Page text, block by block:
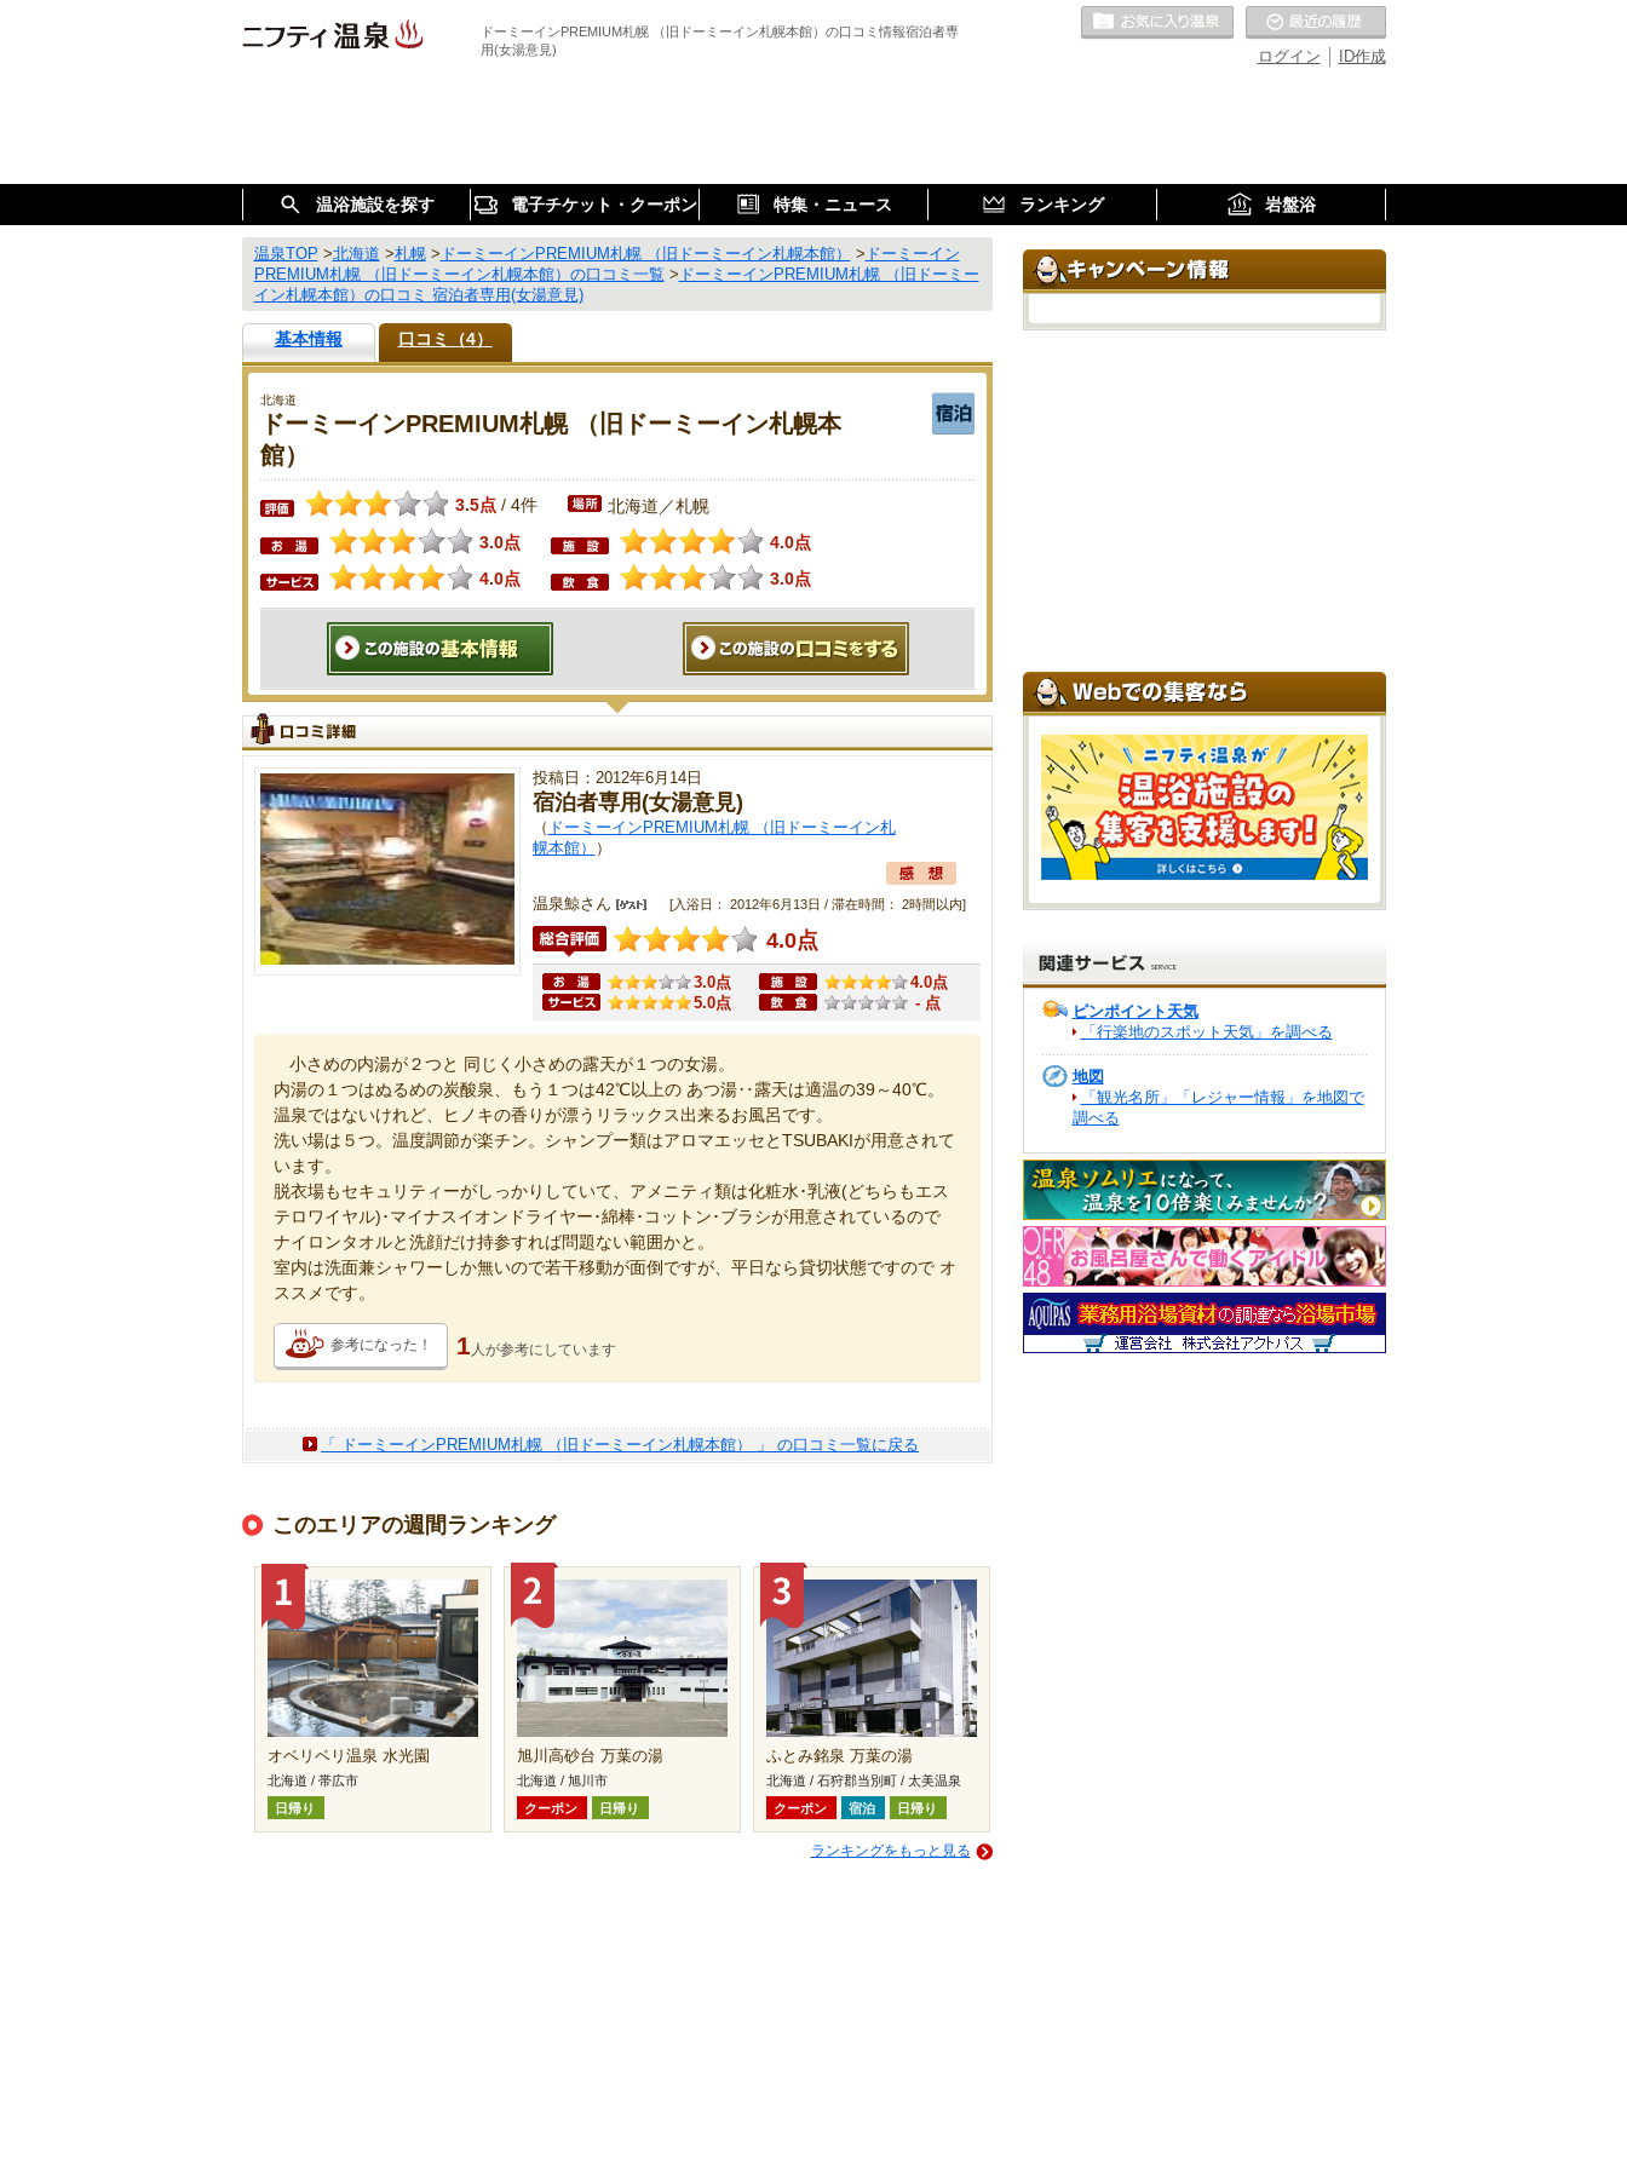
ドーミーインPREMIUM札幌 （旧ドーミーイン札幌本館）の口コミ情報宿泊者専
用(女湯意見)
ID作成
ログイン
お気に入りの温泉
温浴施設を探す 電子チケット・クーポン 特集・ニュース ランキング 岩盤浴
温泉TOP >北海道 >札幌> ドーミーインPREMIUM札幌 （旧ドーミーイン札幌本館） > ドーミーイン
PREMIUM札幌 （旧ドーミーイン札幌本館）の口コミ一覧 > ドーミーインPREMIUM札幌 （旧ドーミー
イン札幌本館）の口コミ 宿泊者専用(女湯意見)
基本情報 口コミ（4）
北海道
ドーミーインPREMIUM札幌 （旧ドーミーイン札幌本
館）
3.5点 / 4件 北海道／札幌
3.0点
4.0点
4.0点
3.0点
投稿日：2012年6月14日
宿泊者専用(女湯意見)
（ ドーミーインPREMIUM札幌 （旧ドーミーイン札
幌本館）
）
温泉鯨さん [入浴日： 2012年6月13日 / 滞在時間： 2時間以内]
4.0点
3.0点
4.0点
5.0点
- 点
小さめの内湯が２つと 同じく小さめの露天が１つの女湯。
内湯の１つはぬるめの炭酸泉、もう１つは42℃以上の あつ湯‥露天は適温の39～40℃。
温泉ではないけれど、ヒノキの香りが漂うリラックス出来るお風呂です。
洗い場は５つ。温度調節が楽チン。シャンプー類はアロマエッセとTSUBAKIが用意されて
います。
脱衣場もセキュリティーがしっかりしていて、アメニティ類は化粧水･乳液(どちらもエス
テロワイヤル)･マイナスイオンドライヤー･綿棒･コットン･ブラシが用意されているので
ナイロンタオルと洗顔だけ持参すれば問題ない範囲かと。
室内は洗面兼シャワーしか無いので若干移動が面倒ですが、平日なら貸切状態ですので オ
ススメです。
参考になった！ 1 人が参考にしています
「 ドーミーインPREMIUM札幌 （旧ドーミーイン札幌本館） 」 の口コミ一覧に戻る
このエリアの週間ランキング
オベリベリ温泉 水光園
北海道 / 帯広市
日帰り
旭川高砂台 万葉の湯
北海道 / 旭川市
クーポン
日帰り
ふとみ銘泉 万葉の湯
北海道 / 石狩郡当別町 / 太美温泉
クーポン
宿泊 日帰り
ランキングをもっと見る
ピンポイント天気
「行楽地のスポット天気」を調べる
地図
「観光名所」「レジャー情報」を地図で
調べる